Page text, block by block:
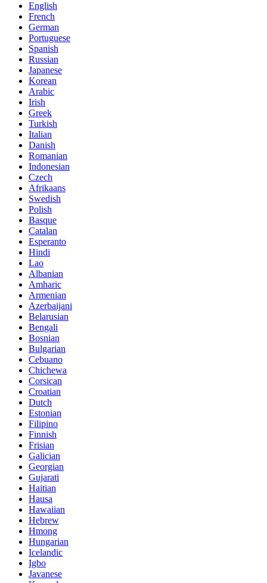
English
French
German
Portuguese
Spanish
Russian
Japanese
Korean
Arabic
Irish
Greek
Turkish
Italian
Danish
Romanian
Indonesian
Czech
Afrikaans
Swedish
Polish
Basque
Catalan
Esperanto
Hindi
Lao
Albanian
Amharic
Armenian
Azerbaijani
Belarusian
Bengali
Bosnian
Bulgarian
Cebuano
Chichewa
Corsican
Croatian
Dutch
Estonian
Filipino
Finnish
Frisian
Galician
Georgian
Gujarati
Haitian
Hausa
Hawaiian
Hebrew
Hmong
Hungarian
Icelandic
Igbo
Javanese